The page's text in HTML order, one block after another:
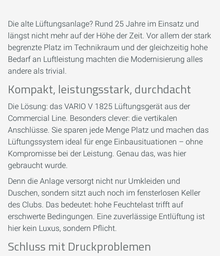
Die alte Lüftungsanlage? Rund 25 Jahre im Einsatz und
längst nicht mehr auf der Höhe der Zeit. Vor allem der stark
begrenzte Platz im Technikraum und der gleichzeitig hohe
Bedarf an Luftleistung machten die Modernisierung alles
andere als trivial.
Kompakt, leistungsstark, durchdacht
Die Lösung: das VARIO V 1825 Lüftungsgerät aus der
Commercial Line. Besonders clever: die vertikalen
Anschlüsse. Sie sparen jede Menge Platz und machen das
Lüftungssystem ideal für enge Einbausituationen – ohne
Kompromisse bei der Leistung. Genau das, was hier
gebraucht wurde.
Denn die Anlage versorgt nicht nur Umkleiden und
Duschen, sondern sitzt auch noch im fensterlosen Keller
des Clubs. Das bedeutet: hohe Feuchtelast trifft auf
erschwerte Bedingungen. Eine zuverlässige Entlüftung ist
hier kein Luxus, sondern Pflicht.
Schluss mit Druckproblemen